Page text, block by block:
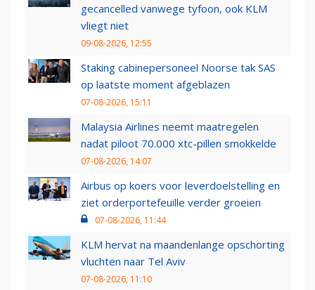
gecancelled vanwege tyfoon, ook KLM
vliegt niet
09-08-2026, 12:55
Staking cabinepersoneel Noorse tak SAS
op laatste moment afgeblazen
07-08-2026, 15:11
Malaysia Airlines neemt maatregelen
nadat piloot 70.000 xtc-pillen smokkelde
07-08-2026, 14:07
Airbus op koers voor leverdoelstelling en
ziet orderportefeuille verder groeien
07-08-2026, 11:44
KLM hervat na maandenlange opschorting
vluchten naar Tel Aviv
07-08-2026, 11:10